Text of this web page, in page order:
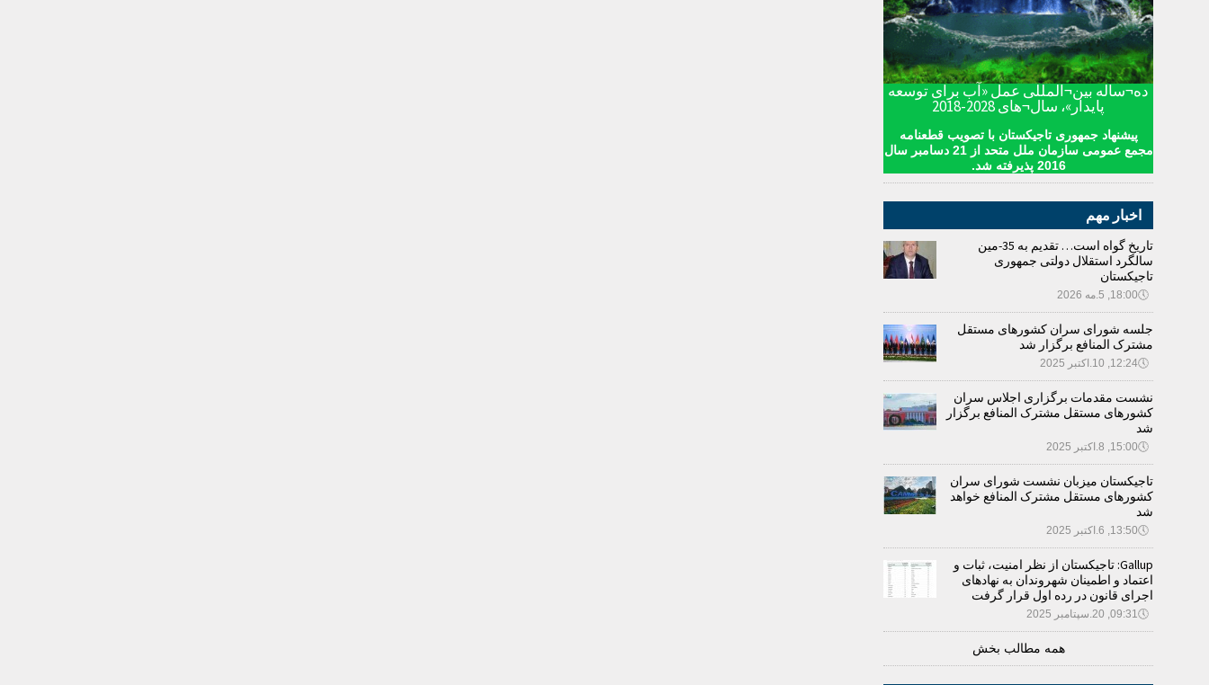
ده¬ساله بین¬المللی عمل «آب برای توسعه
پایدار»، سال¬های 2028-2018
پیشنهاد جمهوری تاجیکستان با تصویب قطعنامه
مجمع عمومی سازمان ملل متحد از 21 دسامبر سال
2016 پذیرفته شد.
اخبار مهم
تاریخ گواه است… تقدیم به 35-مین
سالگرد استقلال دولتی جمهوری
تاجیکستان
🕔18:00, 5.مه 2026
جلسه شورای سران کشورهای مستقل
مشترک المنافع برگزار شد
🕔12:24, 10.اکتبر 2025
نشست مقدمات برگزاری اجلاس سران
کشورهای مستقل مشترک المنافع برگزار
شد
🕔15:00, 8.اکتبر 2025
تاجیکستان میزبان نشست شورای سران
کشورهای مستقل مشترک المنافع خواهد
شد
🕔13:50, 6.اکتبر 2025
Gallup: تاجیکستان از نظر امنیت، ثبات و
اعتماد و اطمینان شهروندان به نهادهای
اجرای قانون در رده اول قرار گرفت
🕔09:31, 20.سپتامبر 2025
همه مطالب بخش